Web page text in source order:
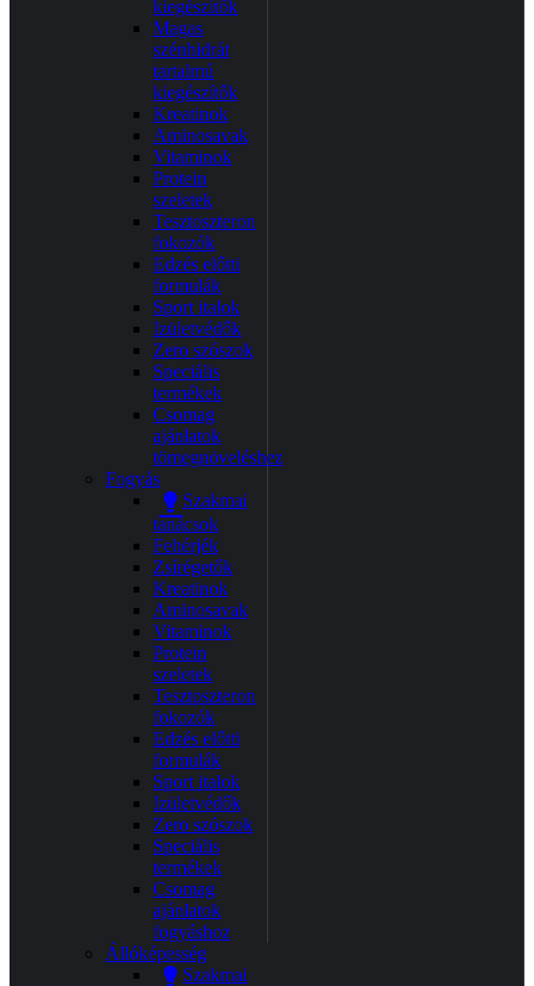
kiegészítők
Magas
szénhidrát
tartalmú
kiegészítők
Kreatinok
Aminosavak
Vitaminok
Protein
szeletek
Tesztoszteron
fokozók
Edzés előtti
formulák
Sport italok
Izületvédők
Zero szószok
Speciális
termékek
Csomag
ajánlatok
tömegnöveléshez
Fogyás
Szakmai
tanácsok
Fehérjék
Zsírégetők
Kreatinok
Aminosavak
Vitaminok
Protein
szeletek
Tesztoszteron
fokozók
Edzés előtti
formulák
Sport italok
Izületvédők
Zero szószok
Speciális
termékek
Csomag
ajánlatok
fogyáshoz
Állóképesség
Szakmai